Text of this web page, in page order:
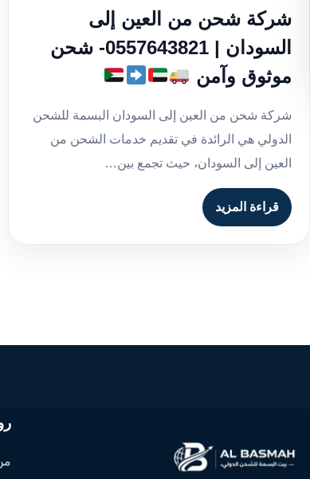
شركة شحن من العين إلى
السودان | 0557643821- شحن
موثوق وآمن
شركة شحن من العين إلى السودان البسمة للشحن
الدولي هي الرائدة في تقديم خدمات الشحن من
العين إلى السودان، حيث تجمع بين…
قراءة المزيد